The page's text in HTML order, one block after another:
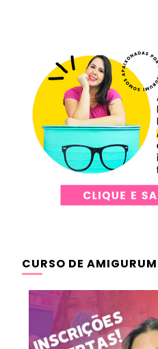
CURSO DE